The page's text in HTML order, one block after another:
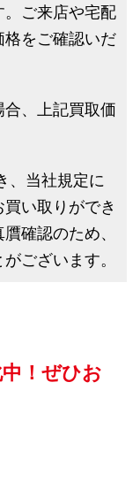
ご来店や宅配
をご確認いだ
、上記買取価
、当社規定に
い取りができ
確認のため、
ございます。
！ぜひお